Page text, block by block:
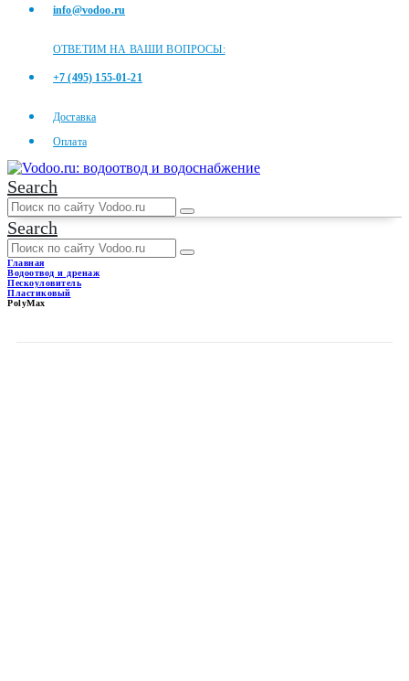
info@vodoo.ru
ОТВЕТИМ НА ВАШИ ВОПРОСЫ:
+7 (495) 155-01-21
Доставка
Оплата
Search
Search
Главная
Водоотвод и дренаж
Пескоуловитель
Пластиковый
PolyMax